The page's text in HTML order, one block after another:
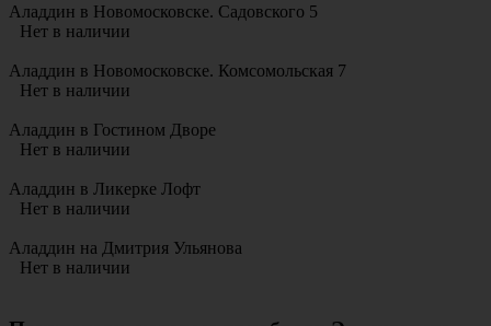
Аладдин в Новомосковске. Садовского 5
Нет в наличии
Аладдин в Новомосковске. Комсомольская 7
Нет в наличии
Аладдин в Гостином Дворе
Нет в наличии
Аладдин в Ликерке Лофт
Нет в наличии
Аладдин на Дмитрия Ульянова
Нет в наличии